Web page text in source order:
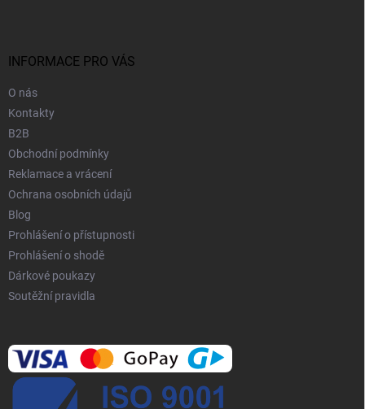
INFORMACE PRO VÁS
O nás
Kontakty
B2B
Obchodní podmínky
Reklamace a vrácení
Ochrana osobních údajů
Blog
Prohlášení o přístupnosti
Prohlášení o shodě
Dárkové poukazy
Soutěžní pravidla